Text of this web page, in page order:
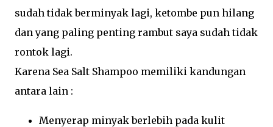
sudah tidak berminyak lagi, ketombe pun hilang
dan yang paling penting rambut saya sudah tidak
rontok lagi.
Karena Sea Salt Shampoo memiliki kandungan
antara lain :
Menyerap minyak berlebih pada kulit